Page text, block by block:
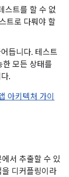
스트를 할 수 없
트로 다뤄야 할
듭니다. 테스트
한 모든 상태를
.
아키텍처 가이
서 추출할 수 있
디커플링이라